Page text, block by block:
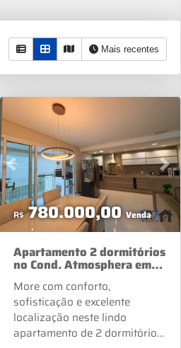
Mais recentes
Previous Next
Apartamento 2 dormitórios
no Cond. Atmosphera em
Jundiaí - Eloy Chaves
More com conforto,
sofisticação e excelente
localização neste lindo
apartamento de 2 dormitórios,
R$780.000,00Venda